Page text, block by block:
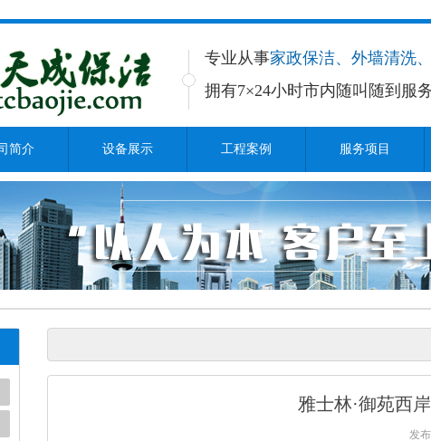
专业从事家政保洁、外墙清洗
拥有7×24小时市内随叫随到服
简介 设备展示 工程案例 服务项目
雅士林·御苑西
发